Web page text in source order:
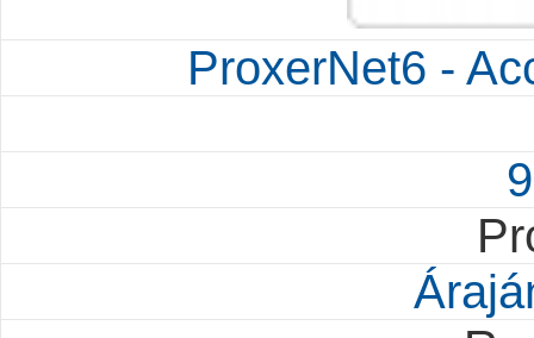
ProxerNet6 -